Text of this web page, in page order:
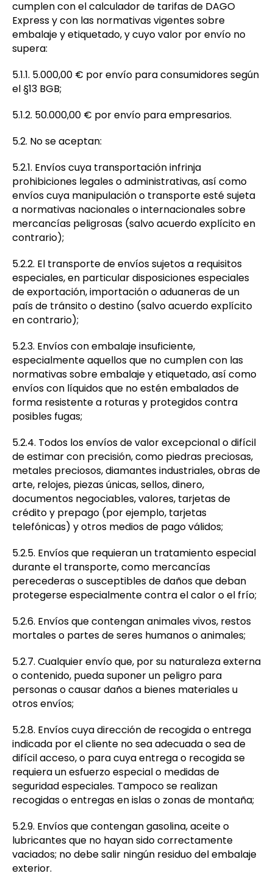
cumplen con el calculador de tarifas de DAGO
Express y con las normativas vigentes sobre
embalaje y etiquetado, y cuyo valor por envío no
supera:
5.1.1. 5.000,00 € por envío para consumidores según
el §13 BGB;
5.1.2. 50.000,00 € por envío para empresarios.
5.2. No se aceptan:
5.2.1. Envíos cuya transportación infrinja
prohibiciones legales o administrativas, así como
envíos cuya manipulación o transporte esté sujeta
a normativas nacionales o internacionales sobre
mercancías peligrosas (salvo acuerdo explícito en
contrario);
5.2.2. El transporte de envíos sujetos a requisitos
especiales, en particular disposiciones especiales
de exportación, importación o aduaneras de un
país de tránsito o destino (salvo acuerdo explícito
en contrario);
5.2.3. Envíos con embalaje insuficiente,
especialmente aquellos que no cumplen con las
normativas sobre embalaje y etiquetado, así como
envíos con líquidos que no estén embalados de
forma resistente a roturas y protegidos contra
posibles fugas;
5.2.4. Todos los envíos de valor excepcional o difícil
de estimar con precisión, como piedras preciosas,
metales preciosos, diamantes industriales, obras de
arte, relojes, piezas únicas, sellos, dinero,
documentos negociables, valores, tarjetas de
crédito y prepago (por ejemplo, tarjetas
telefónicas) y otros medios de pago válidos;
5.2.5. Envíos que requieran un tratamiento especial
durante el transporte, como mercancías
perecederas o susceptibles de daños que deban
protegerse especialmente contra el calor o el frío;
5.2.6. Envíos que contengan animales vivos, restos
mortales o partes de seres humanos o animales;
5.2.7. Cualquier envío que, por su naturaleza externa
o contenido, pueda suponer un peligro para
personas o causar daños a bienes materiales u
otros envíos;
5.2.8. Envíos cuya dirección de recogida o entrega
indicada por el cliente no sea adecuada o sea de
difícil acceso, o para cuya entrega o recogida se
requiera un esfuerzo especial o medidas de
seguridad especiales. Tampoco se realizan
recogidas o entregas en islas o zonas de montaña;
5.2.9. Envíos que contengan gasolina, aceite o
lubricantes que no hayan sido correctamente
vaciados; no debe salir ningún residuo del embalaje
exterior.